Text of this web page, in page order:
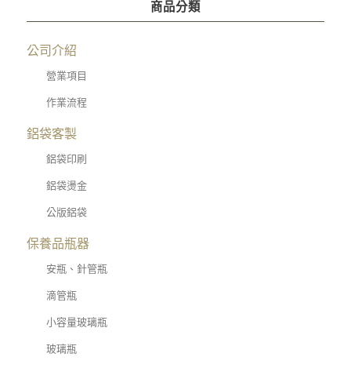
商品分類
公司介紹
營業項目
作業流程
鋁袋客製
鋁袋印刷
鋁袋燙金
公版鋁袋
保養品瓶器
安瓶、針管瓶
滴管瓶
小容量玻璃瓶
玻璃瓶